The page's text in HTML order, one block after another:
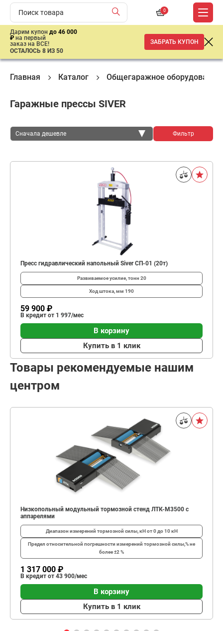
0
Дарим купон до 46 000
₽ на первый
заказ на ВСЕ!
ОСТАЛОСЬ 8 ИЗ 50
ЗАБРАТЬ КУПОН
Главная Каталог Общегаражное оборудование
Гаражные прессы SIVER
Сначала дешевле Фильтр
Пресс гидравлический напольный Siver СП-01 (20т)
Развиваемое усилие, тонн 20
Ход штока, мм 190
59 900 ₽
В кредит от 1 997/мес
В корзину
Купить в 1 клик
Товары рекомендуемые нашим
центром
Низкопольный модульный тормозной стенд ЛТК-М3500 с
аппарелями
Диапазон измерений тормозной силы, кНот 0 до 10 кН
Предел относительной погрешности измерений тормозной силы,%не
более ±2 %
1 317 000 ₽
В кредит от 43 900/мес
В корзину
Купить в 1 клик